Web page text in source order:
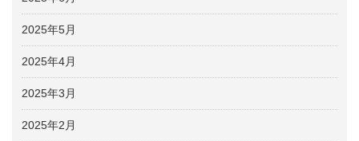
2025年5月
2025年4月
2025年3月
2025年2月